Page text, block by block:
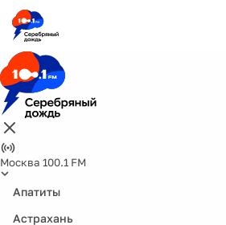
Москва 100.1 FM
Апатиты
Астрахань